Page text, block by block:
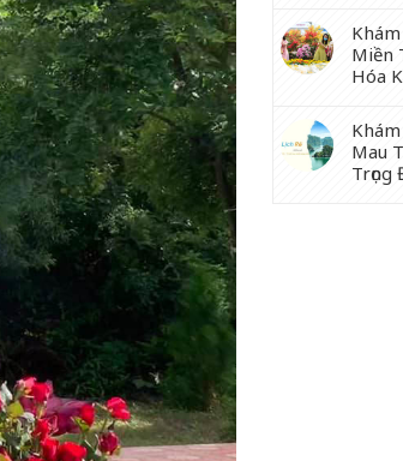
Miền
Hóa
Khám
Mau